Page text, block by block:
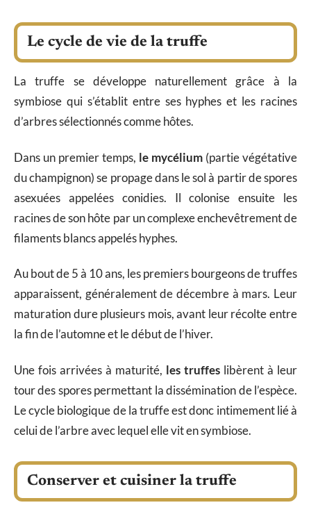
Le cycle de vie de la truffe
La truffe se développe naturellement grâce à la
symbiose qui s’établit entre ses hyphes et les racines
d’arbres sélectionnés comme hôtes.
Dans un premier temps, le mycélium (partie végétative
du champignon) se propage dans le sol à partir de spores
asexuées appelées conidies. Il colonise ensuite les
racines de son hôte par un complexe enchevêtrement de
filaments blancs appelés hyphes.
Au bout de 5 à 10 ans, les premiers bourgeons de truffes
apparaissent, généralement de décembre à mars. Leur
maturation dure plusieurs mois, avant leur récolte entre
la fin de l’automne et le début de l’hiver.
Une fois arrivées à maturité, les truffes libèrent à leur
tour des spores permettant la dissémination de l’espèce.
Le cycle biologique de la truffe est donc intimement lié à
celui de l’arbre avec lequel elle vit en symbiose.
Conserver et cuisiner la truffe